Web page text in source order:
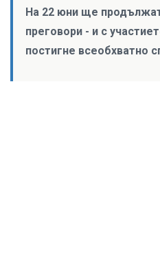
На 22 юни ще
преговори - и с
постигне всеобхватно